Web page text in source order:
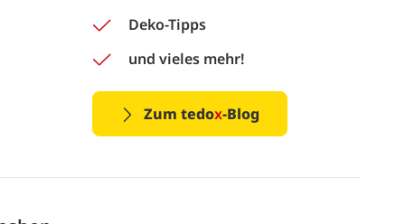
Deko-Tipps
und vieles mehr!
Zum tedox-Blog